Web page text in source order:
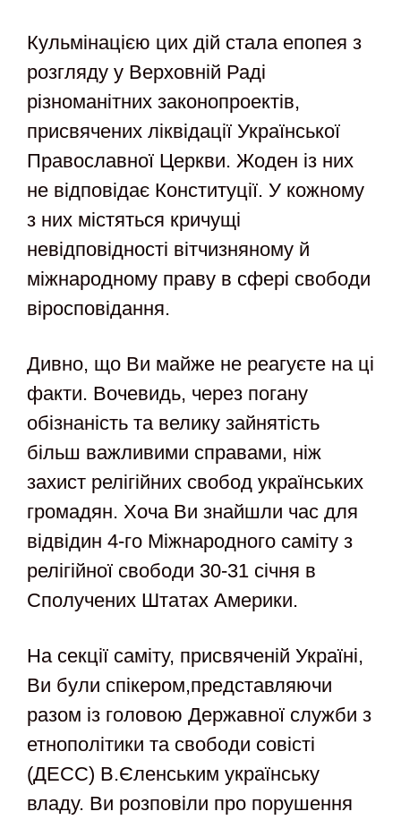
Кульмінацією цих дій стала епопея з
розгляду у Верховній Раді
різноманітних законопроектів,
присвячених ліквідації Української
Православної Церкви. Жоден із них
не відповідає Конституції. У кожному
з них містяться кричущі
невідповідності вітчизняному й
міжнародному праву в сфері свободи
віросповідання.
Дивно, що Ви майже не реагуєте на ці
факти. Вочевидь, через погану
обізнаність та велику зайнятість
більш важливими справами, ніж
захист релігійних свобод українських
громадян. Хоча Ви знайшли час для
відвідин 4-го Міжнародного саміту з
релігійної свободи 30-31 січня в
Сполучених Штатах Америки.
На секції саміту, присвяченій Україні,
Ви були спікером,представляючи
разом із головою Державної служби з
етнополітики та свободи совісті
(ДЕСС) В.Єленським українську
владу. Ви розповіли про порушення